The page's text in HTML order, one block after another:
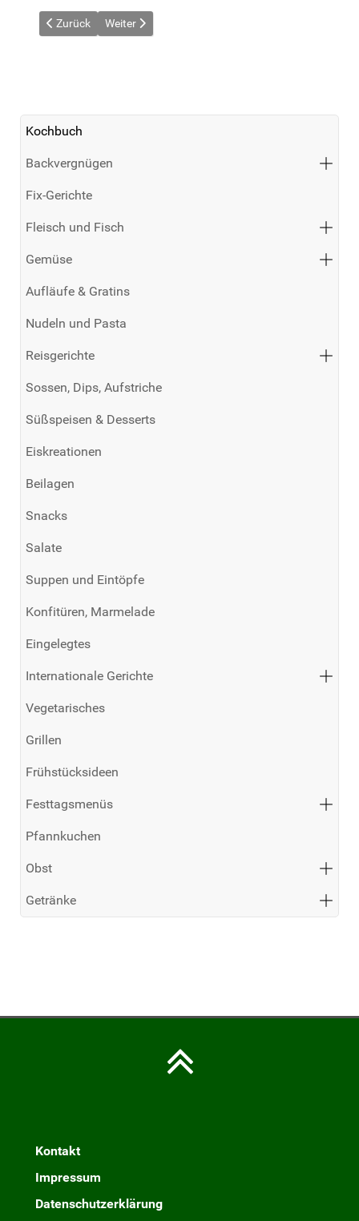
Vorheriger Beitrag: Würzige Italienische Gemüsesuppe
Zurück Nächster Beitrag: Würzige Möhrensuppe
Weiter
Kochbuch
Backvergnügen
Fix-Gerichte
Fleisch und Fisch
Gemüse
Aufläufe & Gratins
Nudeln und Pasta
Reisgerichte
Sossen, Dips, Aufstriche
Süßspeisen & Desserts
Eiskreationen
Beilagen
Snacks
Salate
Suppen und Eintöpfe
Konfitüren, Marmelade
Eingelegtes
Internationale Gerichte
Vegetarisches
Grillen
Frühstücksideen
Festtagsmenüs
Pfannkuchen
Obst
Getränke
Kontakt
Impressum
Datenschutzerklärung